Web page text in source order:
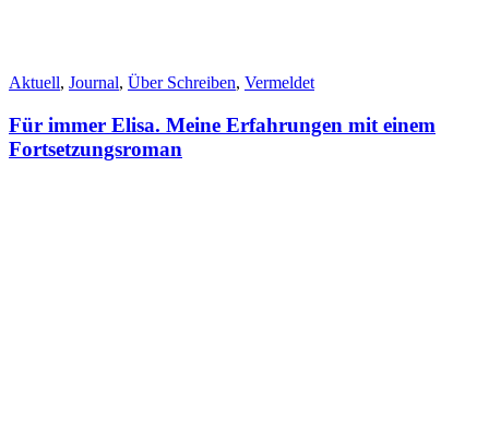
Aktuell, Journal, Über Schreiben, Vermeldet
Für immer Elisa. Meine Erfahrungen mit einem
Fortsetzungsroman